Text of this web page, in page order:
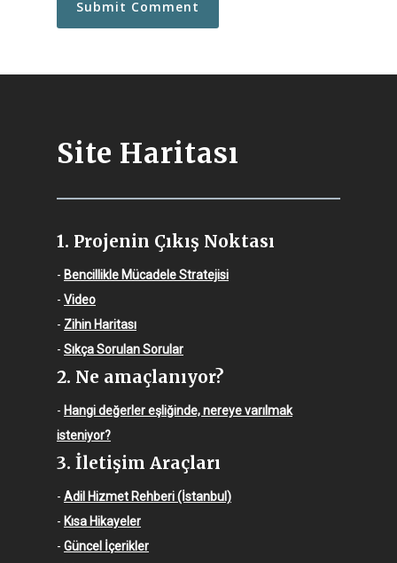
Site Haritası
1. Projenin Çıkış Noktası
- Bencillikle Mücadele Stratejisi
- Video
- Zihin Haritası
- Sıkça Sorulan Sorular
2. Ne amaçlanıyor?
- Hangi değerler eşliğinde, nereye varılmak
isteniyor?
3. İletişim Araçları
- Adil Hizmet Rehberi (İstanbul)
- Kısa Hikayeler
- Güncel İçerikler